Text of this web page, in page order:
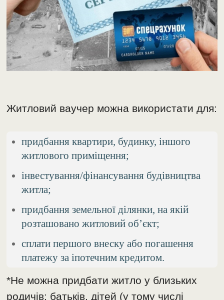
Житловий ваучер можна використати для:
придбання квартири, будинку, іншого
житлового приміщення;
інвестування/фінансування будівництва
житла;
придбання земельної ділянки, на якій
розташовано житловий об’єкт;
сплати першого внеску або погашення
платежу за іпотечним кредитом.
*Не можна придбати житло у близьких
родичів: батьків, дітей (у тому числі